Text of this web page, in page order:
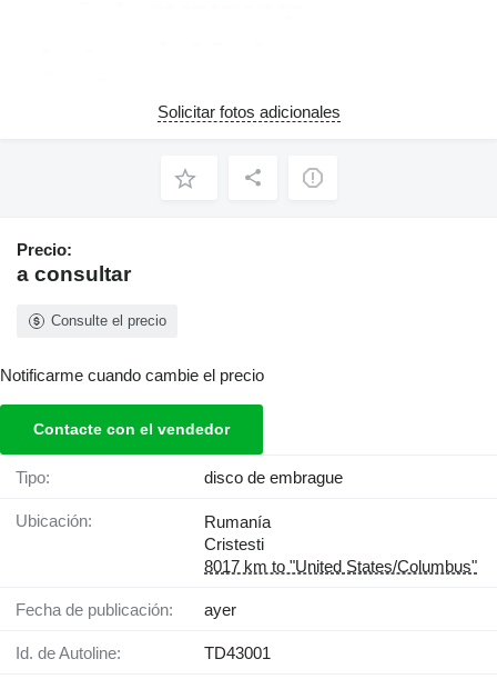
Solicitar fotos adicionales
Precio:
a consultar
Consulte el precio
Notificarme cuando cambie el precio
Contacte con el vendedor
Tipo: disco de embrague
Ubicación:
Rumanía
Cristesti
8017 km to "United States/Columbus"
Fecha de publicación: ayer
Id. de Autoline: TD43001